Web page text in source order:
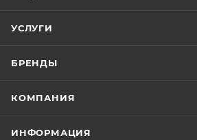
УСЛУГИ
БРЕНДЫ
КОМПАНИЯ
ИНФОРМАЦИЯ